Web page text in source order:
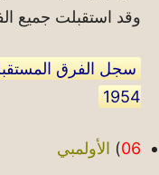
وقد استقبلت جميع
1954
06
) الأولمبي